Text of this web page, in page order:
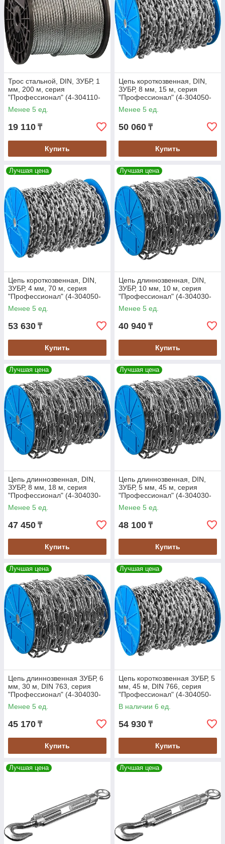
Трос стальной, DIN, ЗУБР, 1
мм, 200 м, серия
"Профессионал" (4-304110-
01)
Менее 5 ед.
19 110 ₸
Купить
Цепь короткозвенная, DIN,
ЗУБР, 8 мм, 15 м, серия
"Профессионал" (4-304050-
08)
Менее 5 ед.
50 060 ₸
Купить
Лучшая цена
Цепь короткозвенная, DIN,
ЗУБР, 4 мм, 70 м, серия
"Профессионал" (4-304050-
04)
Менее 5 ед.
53 630 ₸
Купить
Лучшая цена
Цепь длиннозвенная, DIN,
ЗУБР, 10 мм, 10 м, серия
"Профессионал" (4-304030-
10)
Менее 5 ед.
40 940 ₸
Купить
Лучшая цена
Цепь длиннозвенная, DIN,
ЗУБР, 8 мм, 18 м, серия
"Профессионал" (4-304030-
08)
Менее 5 ед.
47 450 ₸
Купить
Лучшая цена
Цепь длиннозвенная, DIN,
ЗУБР, 5 мм, 45 м, серия
"Профессионал" (4-304030-
05)
Менее 5 ед.
48 100 ₸
Купить
Лучшая цена
Цепь длиннозвенная ЗУБР, 6
мм, 30 м, DIN 763, серия
"Профессионал" (4-304030-
06)
Менее 5 ед.
45 170 ₸
Купить
Лучшая цена
Цепь короткозвенная ЗУБР, 5
мм, 45 м, DIN 766, серия
"Профессионал" (4-304050-
05)
В наличии 6 ед.
54 930 ₸
Купить
Лучшая цена Лучшая цена